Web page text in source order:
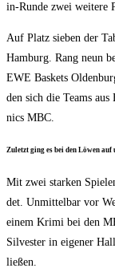
in-Run­de zwei wei­te­re
Auf Platz sie­ben der
Ham­burg. Rang neun
EWE Bas­kets
den sich die Teams
nics MBC.
Zuletzt ging es bei den Löwen auf
Mit zwei star­ken
det. Unmit­tel­bar vor
einem Kri­mi bei den
Sil­ves­ter in eige­ner
ließen.